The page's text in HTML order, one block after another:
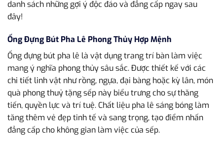
danh sách những gợi ý độc đáo và đẳng cấp ngay sau
đây!
Ống Đựng Bút Pha Lê Phong Thủy Hợp Mệnh
Ống đựng bút pha lê là vật dụng trang trí bàn làm việc
mang ý nghĩa phong thủy sâu sắc. Được thiết kế với các
chi tiết linh vật như rồng, ngựa, đại bàng hoặc kỳ lân, món
quà phong thuỷ tặng sếp này biểu trưng cho sự thăng
tiến, quyền lực và trí tuệ. Chất liệu pha lê sáng bóng làm
tăng thêm vẻ đẹp tinh tế và sang trọng, tạo điểm nhấn
đẳng cấp cho không gian làm việc của sếp.